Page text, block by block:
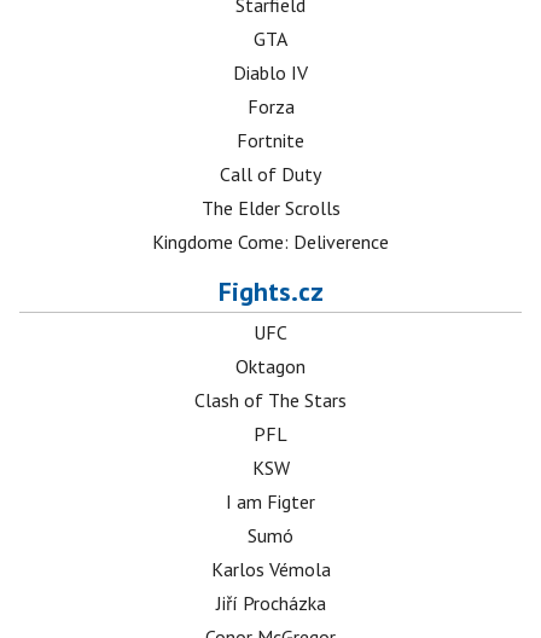
Starfield
GTA
Diablo IV
Forza
Fortnite
Call of Duty
The Elder Scrolls
Kingdome Come: Deliverence
Fights.cz
UFC
Oktagon
Clash of The Stars
PFL
KSW
I am Figter
Sumó
Karlos Vémola
Jiří Procházka